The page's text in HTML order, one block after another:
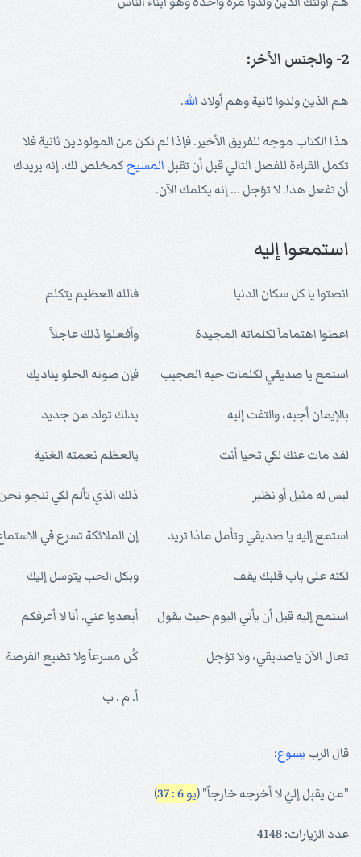
2- والجنس الأخر:
هم الذين ولدوا ثانية وهم أولاد الله.
هذا الكتاب موجه للفريق الأخير. فإذا لم تكن من المولودين ثانية فلا
تكمل القراءة للفصل التالي قبل أن تقبل المسيح كمخلص لك. إنه يريدك
أن تفعل هذا. لا تؤجل ... إنه يكلمك الآن.
استمعوا إليه
انصتوا يا كل سكان الدنيا فالله العظيم يتكلم
اعطوا اهتماماً لكلماته المجيدة وأفعلوا ذلك عاجلاً
استمع يا صديقي لكلمات حبه العجيب فإن صوته الحلو يناديك
بالإيمان أجبه، والتفت إليه بذلك تولد من جديد
لقد مات عنك لكي تحيا أنت يالعظم نعمته الغنية
ليس له مثيل أو نظير ذلك الذي تألم لكي ننجو
استمع إليه يا صديقي وتأمل ماذا تريد إن الملائكة تسرع في
لكنه على باب قلبك يقف وبكل الحب يتوسل إليك
استمع إليه قبل أن يأتي اليوم حيث يقول أبعدوا عني. أنا لا أعرفكم
تعال الآن ياصديقي، ولا تؤجل كُن مسرعاً ولا تضيع الفرصة
أ. م . ب
قال الرب يسوع:
"من يقبل إليُ لا أخرجه خارجاً" (يو 6 : 37 )
عدد الزيارات: 4148